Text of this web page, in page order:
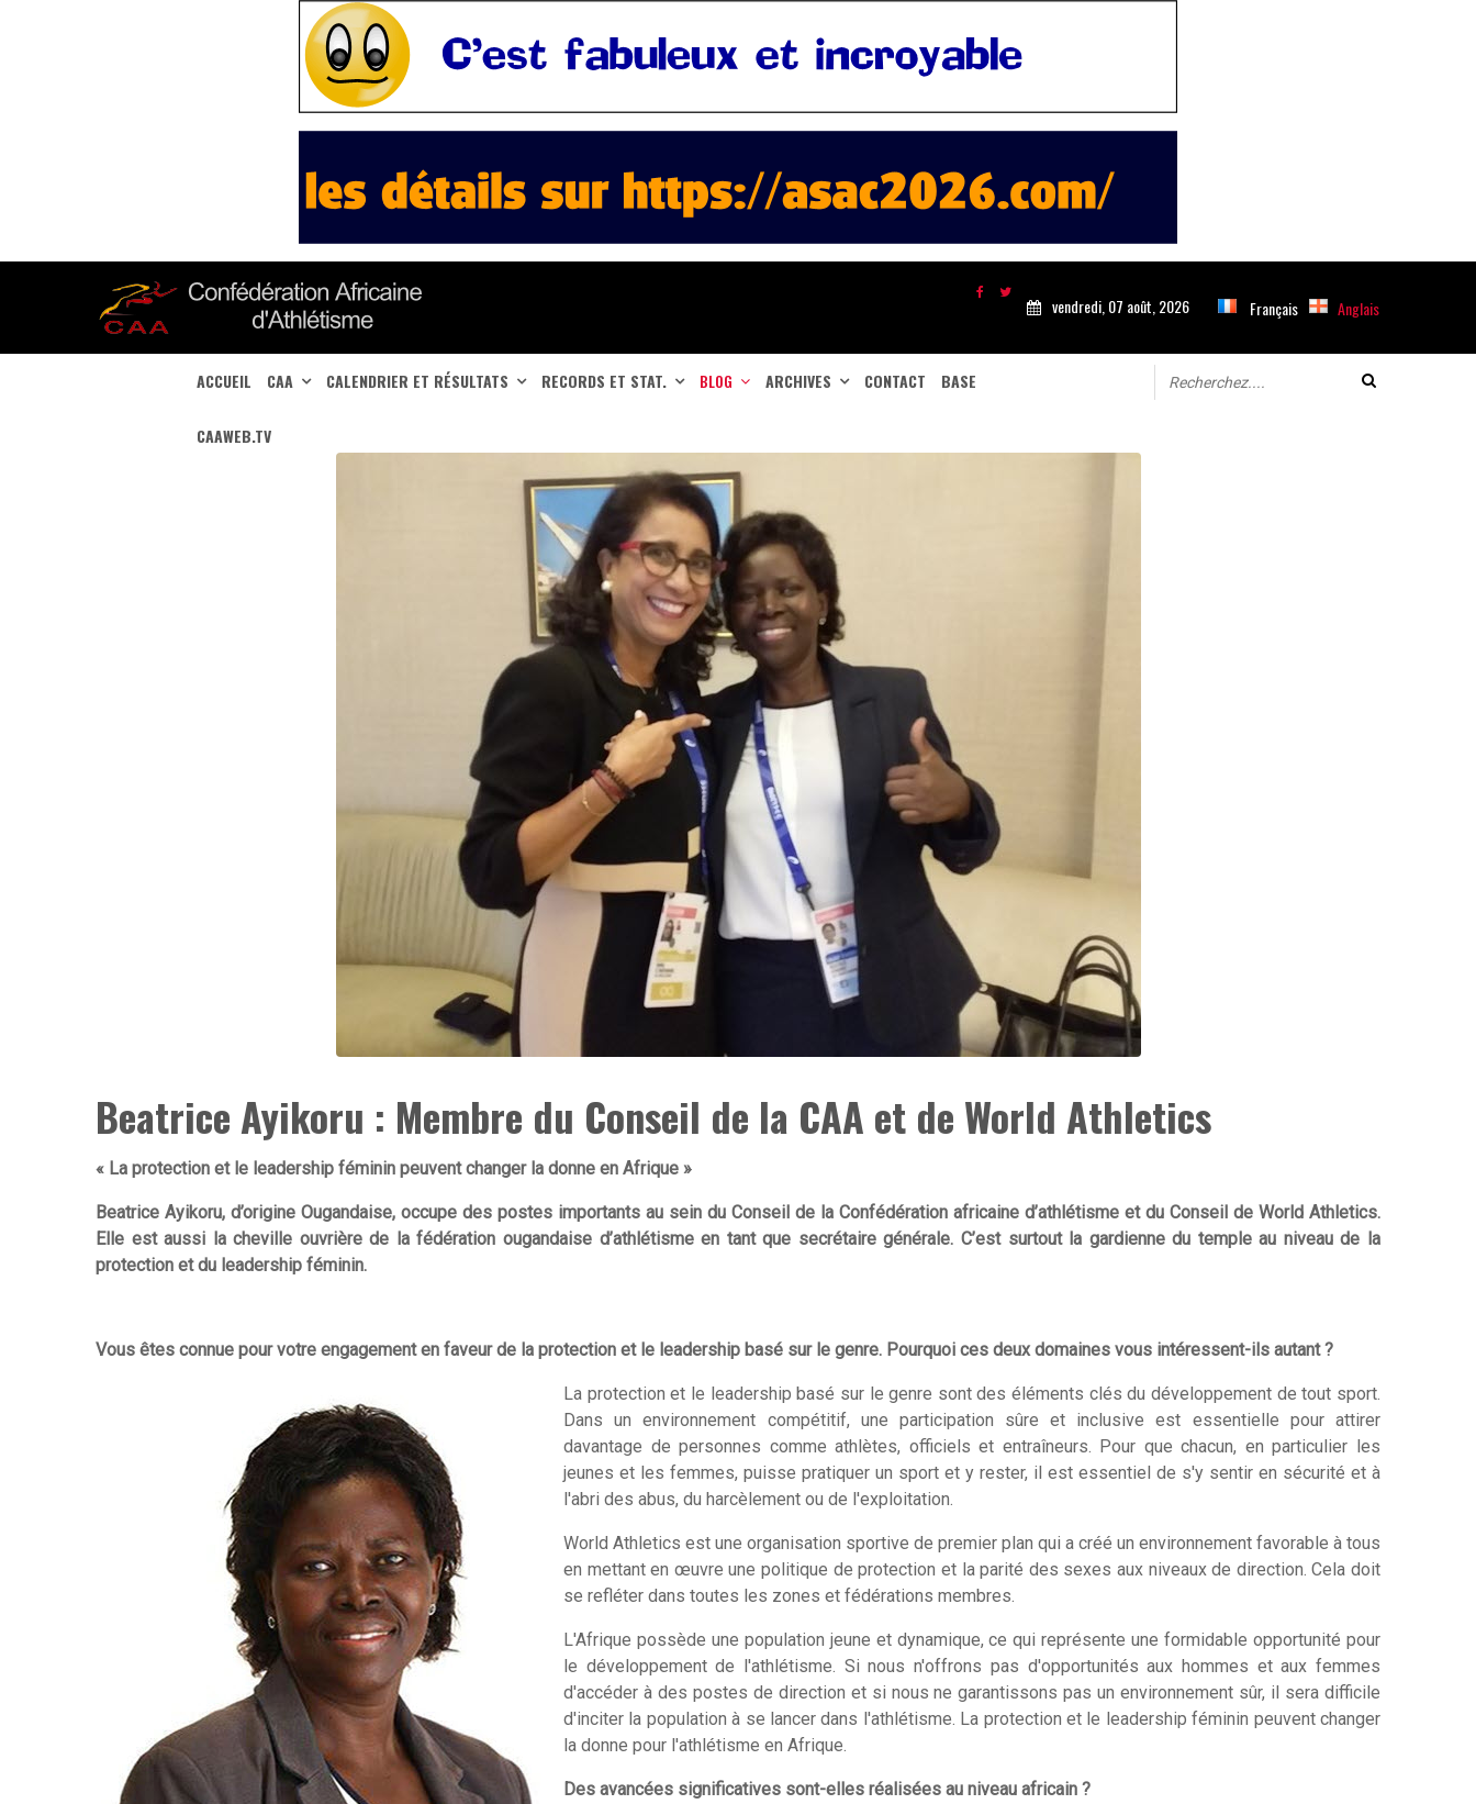
Français Anglais
vendredi, 07 août, 2026
ACCUEIL CAA CALENDRIER ET RÉSULTATS RECORDS ET STAT. BLOG ARCHIVES CONTACT BASE
CAAWEB.TV
Beatrice Ayikoru : Membre du Conseil de la CAA et de World Athletics
« La protection et le leadership féminin peuvent changer la donne en Afrique »
Beatrice Ayikoru, d’origine Ougandaise, occupe des postes importants au sein du Conseil de la Confédération africaine d’athlétisme et du Conseil de World Athletics.
Elle est aussi la cheville ouvrière de la fédération ougandaise d’athlétisme en tant que secrétaire générale. C’est surtout la gardienne du temple au niveau de la
protection et du leadership féminin.
Vous êtes connue pour votre engagement en faveur de la protection et le leadership basé sur le genre. Pourquoi ces deux domaines vous intéressent-ils autant ?
La protection et le leadership basé sur le genre sont des éléments clés du développement de tout sport.
Dans un environnement compétitif, une participation sûre et inclusive est essentielle pour attirer
davantage de personnes comme athlètes, officiels et entraîneurs. Pour que chacun, en particulier les
jeunes et les femmes, puisse pratiquer un sport et y rester, il est essentiel de s'y sentir en sécurité et à
l'abri des abus, du harcèlement ou de l'exploitation.
World Athletics est une organisation sportive de premier plan qui a créé un environnement favorable à tous
en mettant en œuvre une politique de protection et la parité des sexes aux niveaux de direction. Cela doit
se refléter dans toutes les zones et fédérations membres.
L'Afrique possède une population jeune et dynamique, ce qui représente une formidable opportunité pour
le développement de l'athlétisme. Si nous n'offrons pas d'opportunités aux hommes et aux femmes
d'accéder à des postes de direction et si nous ne garantissons pas un environnement sûr, il sera difficile
d'inciter la population à se lancer dans l'athlétisme. La protection et le leadership féminin peuvent changer
la donne pour l'athlétisme en Afrique.
Des avancées significatives sont-elles réalisées au niveau africain ?